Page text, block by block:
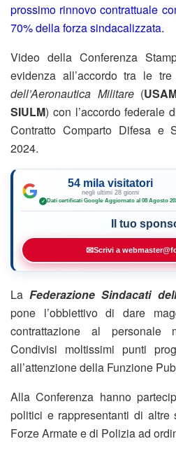
prossimo rinnovo contrattuale
70% della forza sindacalizzata.
Video della Conferenza
evidenza all’accordo tra le
dell’Aeronautica Militare(
SIULM) con l’accordo federale
Contratto Comparto Difesa e
2024.
54 mila visitatori
negli ultimi 28 giorni
✓ Dati certificati Google·Aggiornato al 08 Agosto
Il tuo
✉Scrivi a
LaFederazione Sindacati
pone l’obbiettivo di dare
contrattazione al personale
Condivisi moltissimi punti
all’attenzione della Funzione
Alla Conferenza hanno
politici e rappresentanti di
Forze Armate e di Polizia ad